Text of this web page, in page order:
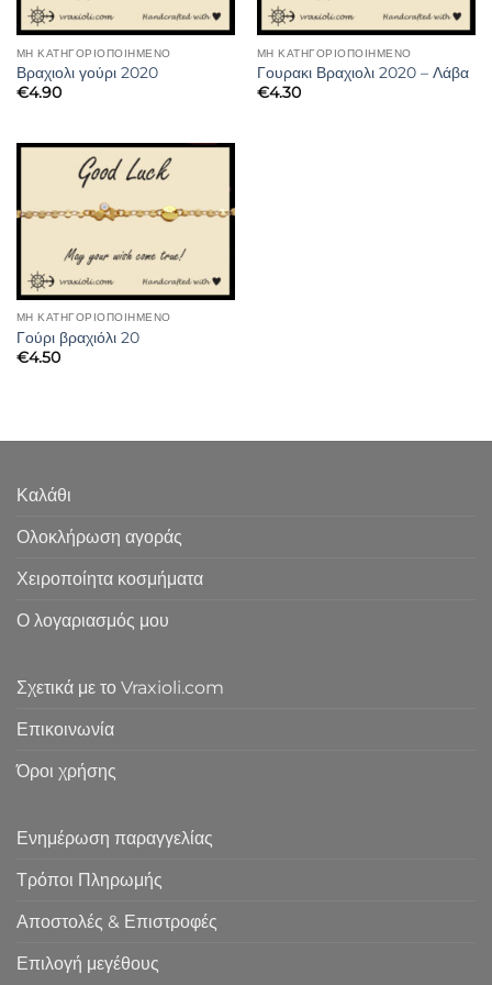
ΜΗ ΚΑΤΗΓΟΡΙΟΠΟΙΗΜΈΝΟ
Βραχιολι γούρι 2020
€4.90
ΜΗ ΚΑΤΗΓΟΡΙΟΠΟΙΗΜΈΝΟ
Γουρακι Βραχιολι 2020 – Λάβα
€4.30
ΜΗ ΚΑΤΗΓΟΡΙΟΠΟΙΗΜΈΝΟ
Γούρι βραχιόλι 20
€4.50
Καλάθι
Ολοκλήρωση αγοράς
Χειροποίητα κοσμήματα
Ο λογαριασμός μου
Σχετικά με το Vraxioli.com
Επικοινωνία
Όροι χρήσης
Ενημέρωση παραγγελίας
Τρόποι Πληρωμής
Αποστολές & Επιστροφές
Επιλογή μεγέθους